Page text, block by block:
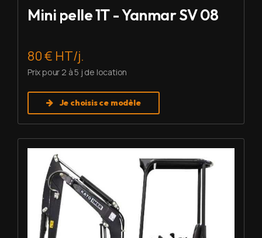
Mini pelle 1T - Yanmar SV 08
80 € HT/j.
Prix pour 2 à 5 j de location
Je choisis ce modèle
Louer Mini pelle 1,7 T - Imer HD 17 VXE